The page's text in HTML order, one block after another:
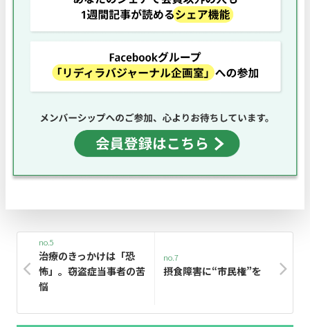
no.5
治療のきっかけは「恐
怖」。窃盗症当事者の苦
悩
no.7
摂食障害に“市民権”を